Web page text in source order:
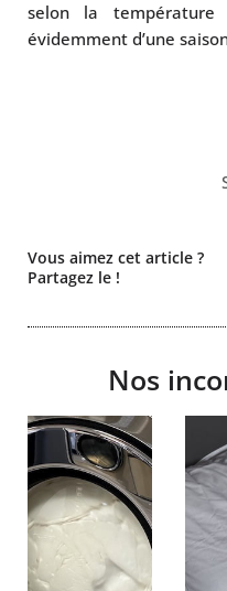
selon la
évidemment d’une
Vous aimez cet article ?
Partagez le !
Nos